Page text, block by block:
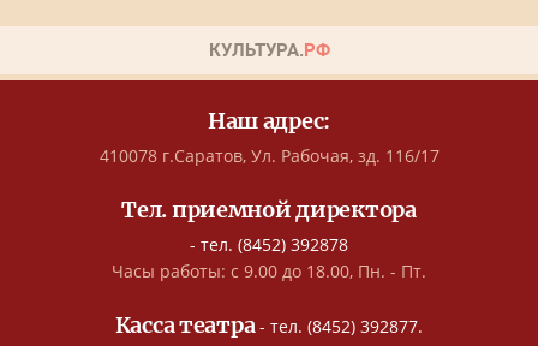
Наш адрес:
410078 г.Саратов, Ул. Рабочая, зд. 116/17
Тел. приемной директора
- тел. (8452) 392878
Часы работы: с 9.00 до 18.00, Пн. - Пт.
Касса театра- тел. (8452) 392877.